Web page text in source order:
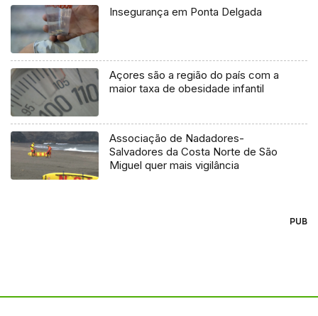
Insegurança em Ponta Delgada
Açores são a região do país com a
maior taxa de obesidade infantil
Associação de Nadadores-
Salvadores da Costa Norte de São
Miguel quer mais vigilância
PUB